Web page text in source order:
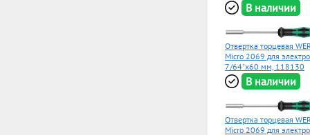
В наличии
Отвертка торцевая
Micro 2069 для
7/64"x60 мм, 118130
В наличии
Отвертка торцевая
Micro 2069 для